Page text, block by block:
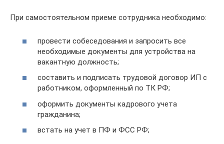
При самостоятельном приеме сотрудника необходимо:
провести собеседования и запросить все
необходимые документы для устройства на
вакантную должность;
составить и подписать трудовой договор ИП с
работником, оформленный по ТК РФ;
оформить документы кадрового учета
гражданина;
встать на учет в ПФ и ФСС РФ;